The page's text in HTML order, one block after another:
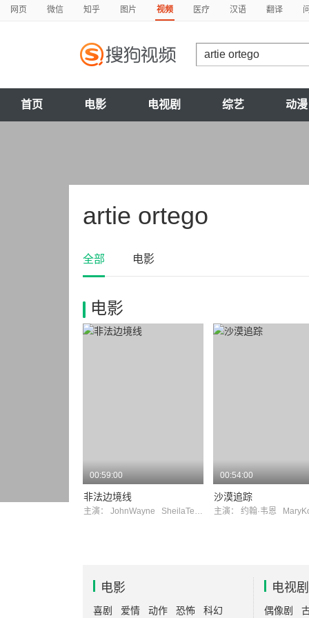
网页 微信 知乎 图片 视频 医疗 汉语 翻译
首页 电影 电视剧 综艺 动漫
artie ortego
全部 电影
电影
00:59:00
非法边境线
主演： JohnWayne SheilaTerry
00:54:00
沙漠追踪
主演： 约翰·韦恩
电影
喜剧 爱情 动作 恐怖 科幻
电视剧
偶像剧